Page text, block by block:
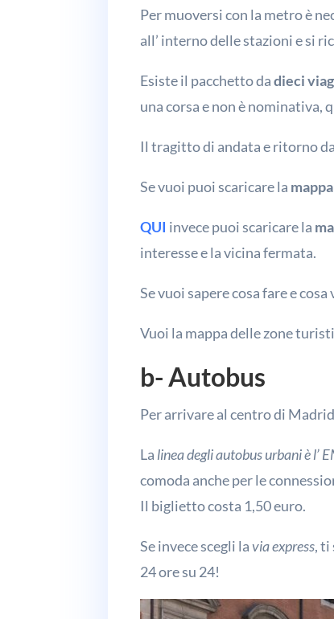
Per muoversi con la metro è
all’ interno delle stazioni e si
Esiste il pacchetto dadieci
una corsa e non è
Il tragitto di andata e ritorno
Se vuoi puoi scaricare la
QUI invece puoi scaricare la
interesse e la vicina fermata.
Se vuoi sapere cosa fare e
Vuoi la mappa delle zone
b- Autobus
Per arrivare al centro di
La linea degli autobus urbani è l’
comoda anche per le
Il biglietto costa 1,50 euro.
Se invece scegli lavia express, ti
24 ore su 24!